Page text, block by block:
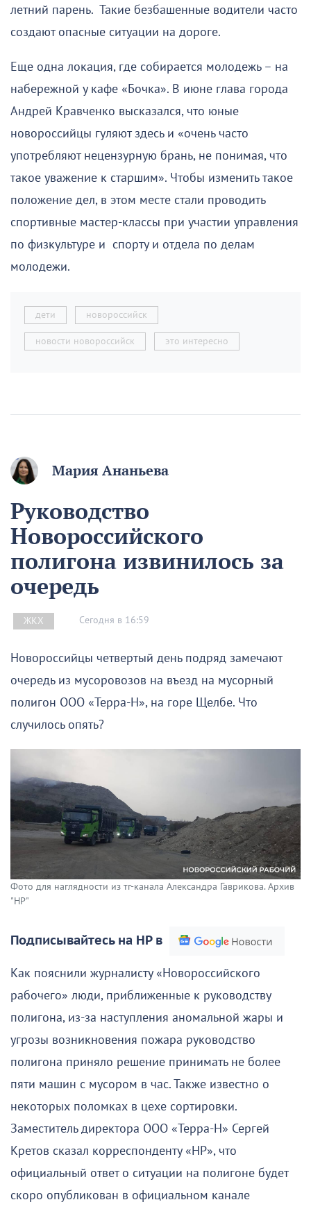
летний парень. Такие безбашенные водители часто
создают опасные ситуации на дороге.
Еще одна локация, где собирается молодежь – на
набережной у кафе «Бочка». В июне глава города
Андрей Кравченко высказался, что юные
новороссийцы гуляют здесь и «очень часто
употребляют нецензурную брань, не понимая, что
такое уважение к старшим». Чтобы изменить такое
положение дел, в этом месте стали проводить
спортивные мастер-классы при участии управления
по физкультуре и спорту и отдела по делам
молодежи.
дети новороссийск
новости новороссийск это интересно
Мария Ананьева
Руководство
Новороссийского
полигона извинилось за
очередь
ЖКХ Сегодня в 16:59
Новороссийцы четвертый день подряд замечают
очередь из мусоровозов на въезд на мусорный
полигон ООО «Терра-Н», на горе Щелбе. Что
случилось опять?
Фото для наглядности из тг-канала Александра Гаврикова. Архив
"НР"
Подписывайтесь на НР в
Как пояснили журналисту «Новороссийского
рабочего» люди, приближенные к руководству
полигона, из-за наступления аномальной жары и
угрозы возникновения пожара руководство
полигона приняло решение принимать не более
пяти машин с мусором в час. Также известно о
некоторых поломках в цехе сортировки.
Заместитель директора ООО «Терра-Н» Сергей
Кретов сказал корреспонденту «НР», что
официальный ответ о ситуации на полигоне будет
скоро опубликован в официальном канале